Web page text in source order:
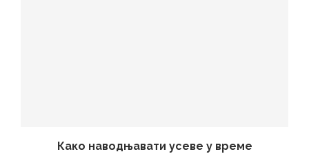
Како наводњавати усеве у време